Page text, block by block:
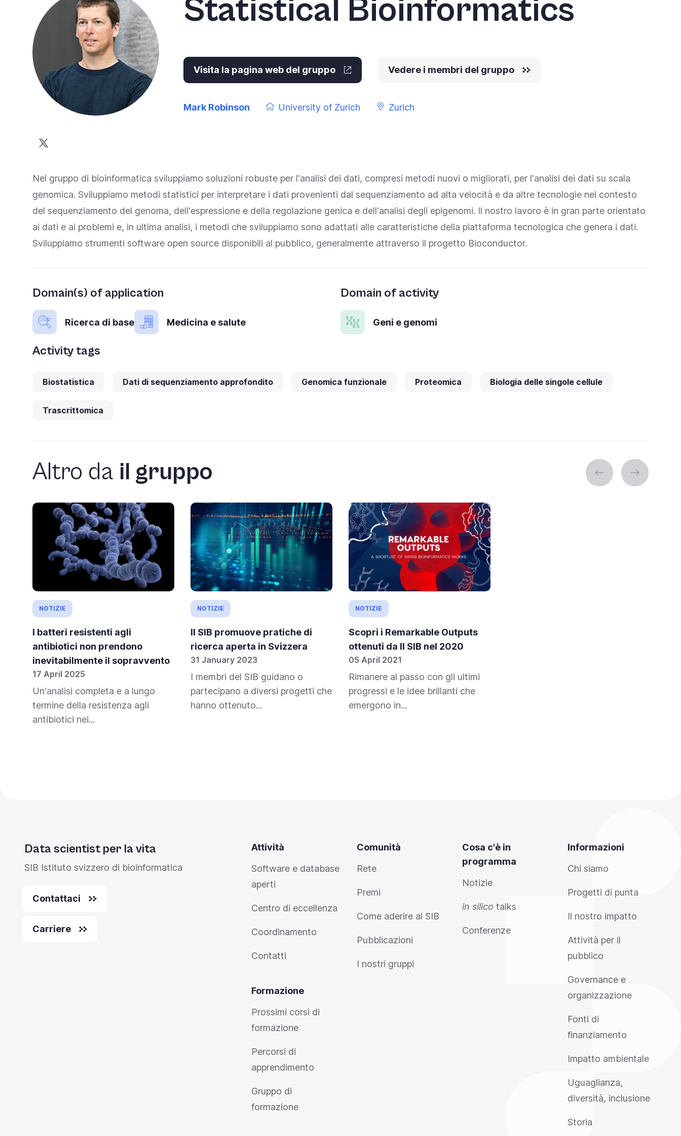
Statistical Bioinformatics
Visita la pagina web del gruppo Vedere i membri del gruppo
Mark Robinson University of Zurich Zurich
Nel gruppo di bioinformatica sviluppiamo soluzioni robuste per l'analisi dei dati, compresi metodi nuovi o migliorati, per l'analisi dei dati su scala
genomica. Sviluppiamo metodi statistici per interpretare i dati provenienti dal sequenziamento ad alta velocità e da altre tecnologie nel contesto
del sequenziamento del genoma, dell'espressione e della regolazione genica e dell'analisi degli epigenomi. Il nostro lavoro è in gran parte orientato
ai dati e ai problemi e, in ultima analisi, i metodi che sviluppiamo sono adattati alle caratteristiche della piattaforma tecnologica che genera i dati.
Sviluppiamo strumenti software open source disponibili al pubblico, generalmente attraverso il progetto Bioconductor.
Domain(s) of application
Ricerca di base Medicina e salute
Domain of activity
Geni e genomi
Activity tags
Biostatistica Dati di sequenziamento approfondito Genomica funzionale Proteomica Biologia delle singole cellule
Trascrittomica
Altro da il gruppo
NOTIZIE
I batteri resistenti agli
antibiotici non prendono
inevitabilmente il sopravvento
17 April 2025
Un'analisi completa e a lungo
termine della resistenza agli
antibiotici nei...
NOTIZIE
Il SIB promuove pratiche di
ricerca aperta in Svizzera
31 January 2023
I membri del SIB guidano o
partecipano a diversi progetti che
hanno ottenuto...
NOTIZIE
Scopri i Remarkable Outputs
ottenuti da Il SIB nel 2020
05 April 2021
Rimanere al passo con gli ultimi
progressi e le idee brillanti che
emergono in...
Data scientist per la vita
SIB Istituto svizzero di bioinformatica
Contattaci
Carriere
Attività
Software e database
aperti
Centro di eccellenza
Coordinamento
Contatti
Formazione
Prossimi corsi di
formazione
Percorsi di
apprendimento
Gruppo di
formazione
Comunità
Rete
Premi
Come aderire al SIB
Pubblicazioni
I nostri gruppi
Cosa c'è in
programma
Notizie
in silico talks
Conferenze
Informazioni
Chi siamo
Progetti di punta
Il nostro impatto
Attività per il
pubblico
Governance e
organizzazione
Fonti di
finanziamento
Impatto ambientale
Uguaglianza,
diversità, inclusione
Storia